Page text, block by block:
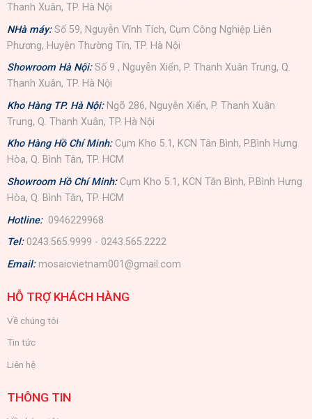
Thanh Xuân, TP. Hà Nội
NHà máy: Số 59, Nguyễn Vĩnh Tích, Cụm Công Nghiệp Liên
Phương, Huyện Thường Tín, TP. Hà Nội
Showroom Hà Nội: Số 9 , Nguyễn Xiển, P. Thanh Xuân Trung, Q.
Thanh Xuân, TP. Hà Nội
Kho Hàng TP. Hà Nội: Ngõ 286, Nguyễn Xiển, P. Thanh Xuân
Trung, Q. Thanh Xuân, TP. Hà Nội
Kho Hàng Hồ Chí Minh: Cụm Kho 5.1, KCN Tân Bình, P.Bình Hưng
Hòa, Q. Bình Tân, TP. HCM
Showroom Hồ Chí Minh: Cụm Kho 5.1, KCN Tân Bình, P.Bình Hưng
Hòa, Q. Bình Tân, TP. HCM
Hotline: 0946229968
Tel: 0243.565.9999 - 0243.565.2222
Email: mosaicvietnam001@gmail.com
HỖ TRỢ KHÁCH HÀNG
Về chúng tôi
Tin tức
Liên hệ
THÔNG TIN